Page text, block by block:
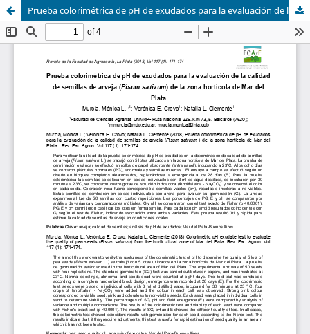
Prueba colorimétrica de pH de exudados para la evaluación de la calidad de semillas de arveja (Pisum sativum) de la zona hortícola de Mar del Plata